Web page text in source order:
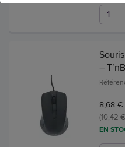
– T’nB
8,68
(10,42
EN